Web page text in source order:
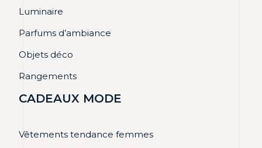
Luminaire
Parfums d’ambiance
Objets déco
Rangements
CADEAUX MODE
Vêtements tendance femmes